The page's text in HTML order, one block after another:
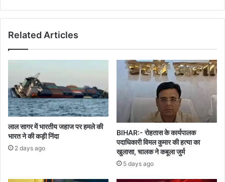
Related Articles
लाल सागर में भारतीय जहाज पर हमले की
भारत ने की कड़ी निंदा
2 days ago
BIHAR:- रोहतास के कार्यपालक
पदाधिकारी विमल कुमार की हत्या का
खुलासा, चालक ने कबूला जुर्म
5 days ago